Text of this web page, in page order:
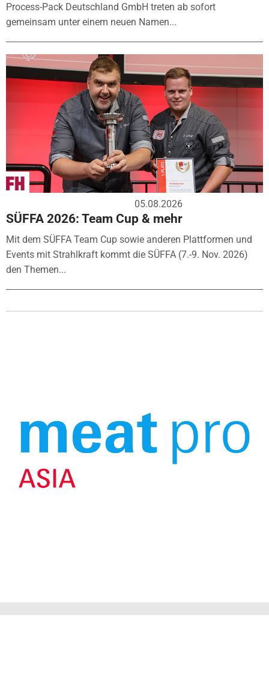
Process-Pack Deutschland GmbH treten ab sofort
gemeinsam unter einem neuen Namen...
05.08.2026
SÜFFA 2026: Team Cup & mehr
Mit dem SÜFFA Team Cup sowie anderen Plattformen und
Events mit Strahlkraft kommt die SÜFFA (7.-9. Nov. 2026)
den Themen...